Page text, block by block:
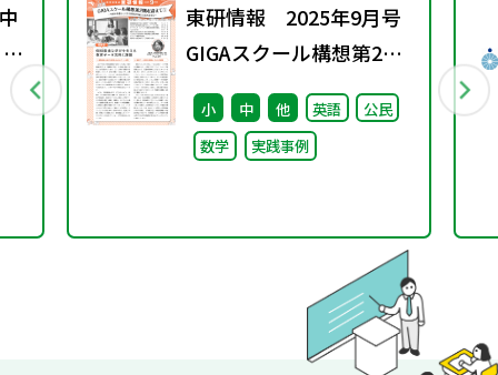
東研情報 2025年9月号
GIGAスクール構想第2期
を迎えて ①
小 中 他 英語
公民
数学
実践事例